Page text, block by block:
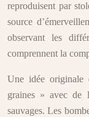
reproduisent par
source
observant les
comprennent la
Une idée originale
graines » avec de
sauvages. Les